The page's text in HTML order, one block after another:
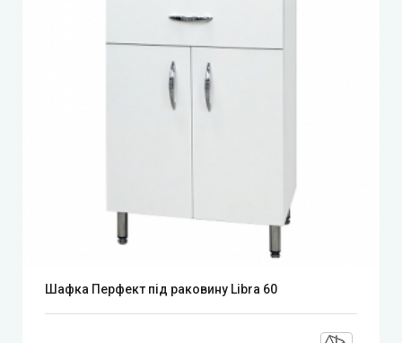
Шафка Перфект під раковину Libra 60